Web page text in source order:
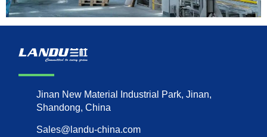
Jinan New Material Industrial Park, Jinan,
Shandong, China
Sales@landu-china.com